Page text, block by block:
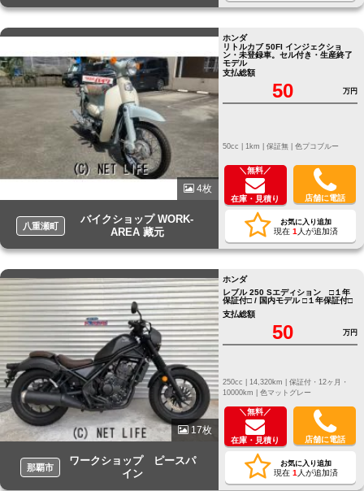
4枚
八重瀬町
バイクショップ WORK-
AREA 藏元
ホンダ
リトルカブ 50FI インジェクショ
ン・未登録車。セル付き・生産終了
モデル
支払総額
50 万円
50cc | 1km | 保証無 | 色プコブルー
＼無料／
在庫・見積り 店舗に電話
お気に入り追加
現在 1 人が追加済
17枚
那覇市
ワークショップ ピースパ
イン
ホンダ
レブル 250 Sエディション □１年
保証付□ / 国内モデル □１年保証付□
支払総額
50 万円
保証付・12ヶ月・
10000km | 色マットグレー
＼無料／
在庫・見積り 店舗に電話
お気に入り追加
現在 1 人が追加済